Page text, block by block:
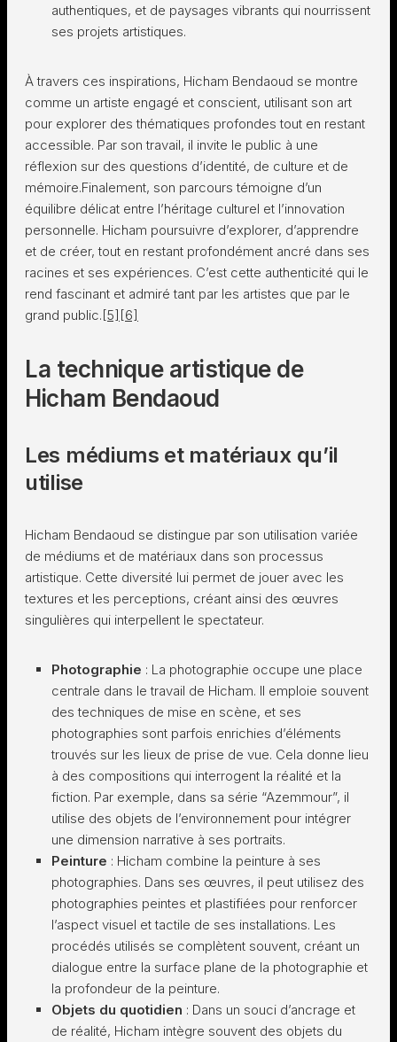
authentiques, et de paysages vibrants qui nourrissent
ses projets artistiques.
À travers ces inspirations, Hicham Bendaoud se montre
comme un artiste engagé et conscient, utilisant son art
pour explorer des thématiques profondes tout en restant
accessible. Par son travail, il invite le public à une
réflexion sur des questions d’identité, de culture et de
mémoire.Finalement, son parcours témoigne d’un
équilibre délicat entre l’héritage culturel et l’innovation
personnelle. Hicham poursuivre d’explorer, d’apprendre
et de créer, tout en restant profondément ancré dans ses
racines et ses expériences. C’est cette authenticité qui le
rend fascinant et admiré tant par les artistes que par le
grand public.[5] [6]
La technique artistique de
Hicham Bendaoud
Les médiums et matériaux qu’il
utilise
Hicham Bendaoud se distingue par son utilisation variée
de médiums et de matériaux dans son processus
artistique. Cette diversité lui permet de jouer avec les
textures et les perceptions, créant ainsi des œuvres
singulières qui interpellent le spectateur.
Photographie : La photographie occupe une place
centrale dans le travail de Hicham. Il emploie souvent
des techniques de mise en scène, et ses
photographies sont parfois enrichies d’éléments
trouvés sur les lieux de prise de vue. Cela donne lieu
à des compositions qui interrogent la réalité et la
fiction. Par exemple, dans sa série “Azemmour”, il
utilise des objets de l’environnement pour intégrer
une dimension narrative à ses portraits.
Peinture : Hicham combine la peinture à ses
photographies. Dans ses œuvres, il peut utilisez des
photographies peintes et plastifiées pour renforcer
l’aspect visuel et tactile de ses installations. Les
procédés utilisés se complètent souvent, créant un
dialogue entre la surface plane de la photographie et
la profondeur de la peinture.
Objets du quotidien : Dans un souci d’ancrage et
de réalité, Hicham intègre souvent des objets du